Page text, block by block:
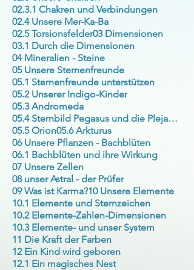
02.3.1 Chakren und Verbindungen
02.4 Unsere Mer-Ka-Ba
02.5 Torsionsfelder03 Dimensionen
03.1 Durch die Dimensionen
04 Mineralien - Steine
05 Unsere Sternenfreunde
05.1 Sternenfreunde unterstützen
05.2 Unserer Indigo-Kinder
05.3 Andromeda
05.4 Sternbild Pegasus und die Plejaden
05.5 Orion05.6 Arkturus
06 Unsere Pflanzen - Bachblüten
06.1 Bachblüten und ihre Wirkung
07 Unsere Zellen
08 unser Astral - der Prüfer
09 Was ist Karma?10 Unsere Elemente
10.1 Elemente und Sternzeichen
10.2 Elemente-Zahlen-Dimensionen
10.3 Elemente- und unser System
11 Die Kraft der Farben
12 Ein Kind wird geboren
12.1 Ein magisches Nest